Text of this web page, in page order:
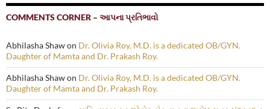
COMMENTS CORNER – આપના પ્રતિભાવો
Abhilasha Shawon Dr. Olivia Roy, M.D. is a dedicated OB/GYN.
Daughter of Mamta and Dr. Prakash Roy.
Abhilasha Shawon Dr. Olivia Roy, M.D. is a dedicated OB/GYN.
Daughter of Mamta and Dr. Prakash Roy.